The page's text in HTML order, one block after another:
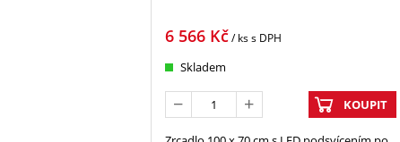
6 566Kč/ kss DPH
Skladem
KOUPIT